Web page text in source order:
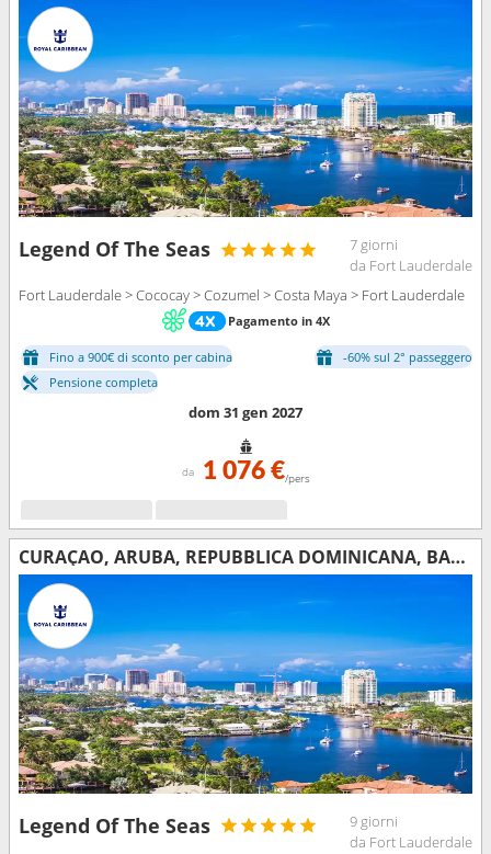
Legend Of The Seas
7 giorni
da Fort Lauderdale
Fort Lauderdale > Cococay > Cozumel > Costa Maya > Fort Lauderdale
Pagamento in 4X
Fino a 900€ di sconto per cabina
-60% sul 2° passeggero
Pensione completa
dom 31 gen 2027
da 1 076 €/pers
CURAÇAO, ARUBA, REPUBBLICA DOMINICANA, BAHAMAS, STATI UNITI
Legend Of The Seas
9 giorni
da Fort Lauderdale